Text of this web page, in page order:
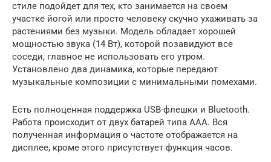
стиле подойдет для тех, кто занимается на своем
участке йогой или просто человеку скучно ухаживать за
растениями без музыки. Модель обладает хорошей
мощностью звука (14 Вт), которой позавидуют все
соседи, главное не использовать его утром.
Установлено два динамика, которые передают
музыкальные композиции с минимальными помехами.
Есть полноценная поддержка USB-флешки и Bluetooth.
Работа происходит от двух батарей типа ААА. Вся
полученная информация о частоте отображается на
дисплее, кроме этого присутствует функция часов.